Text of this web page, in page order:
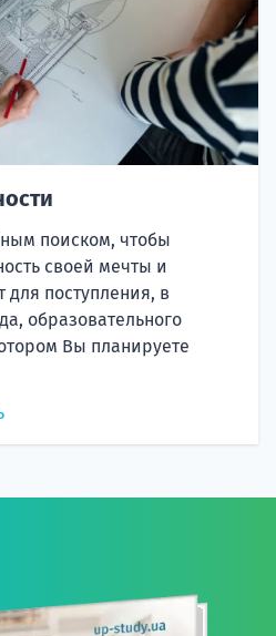
поиском, чтобы
своей мечты и
для поступления, в
образовательного
Вы планируете